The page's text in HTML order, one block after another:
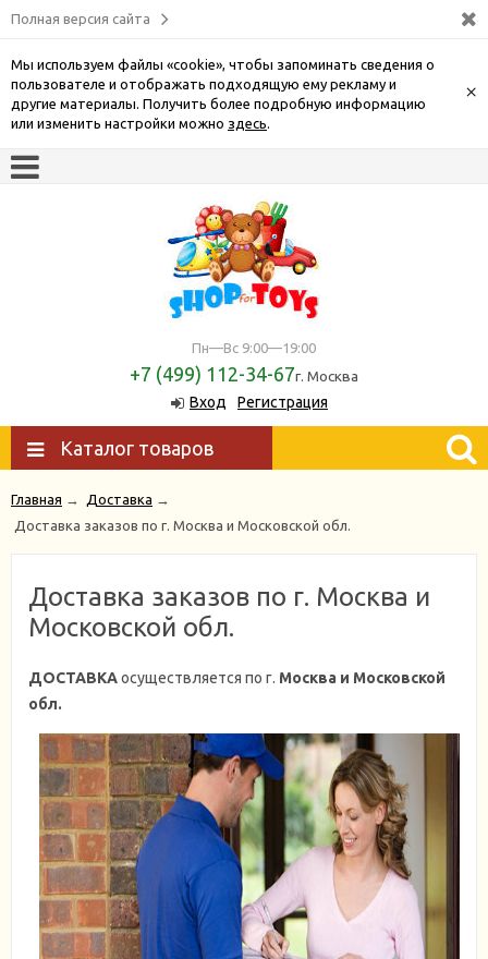
Полная версия сайта
Мы используем файлы «cookie», чтобы запоминать сведения о
пользователе и отображать подходящую ему рекламу и
другие материалы. Получить более подробную информацию
или изменить настройки можно здесь.
×
Пн—Вс 9:00—19:00
+7 (499) 112-34-67г. Москва
Вход
Регистрация
Каталог товаров
Главная → Доставка →
Доставка заказов по г. Москва и Московской обл.
Доставка заказов по г. Москва и
Московской обл.
ДОСТАВКАосуществляется по г. Москва и Московской
обл.